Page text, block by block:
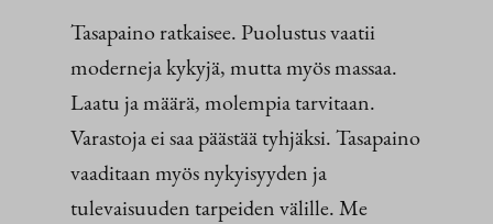
Tasapaino ratkaisee. Puolustus vaatii
moderneja kykyjä, mutta myös massaa.
Laatu ja määrä, molempia tarvitaan.
Varastoja ei saa päästää tyhjäksi. Tasapaino
vaaditaan myös nykyisyyden ja
tulevaisuuden tarpeiden välille. Me